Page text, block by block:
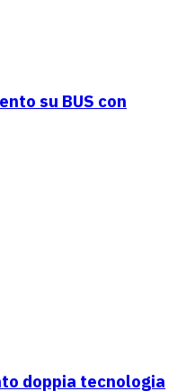
su BUS con
doppia tecnologia